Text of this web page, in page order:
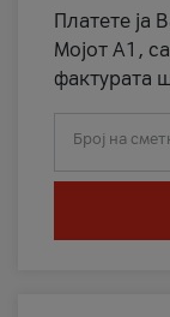
Платете ја
Мојот А1,
фактурата
Број на